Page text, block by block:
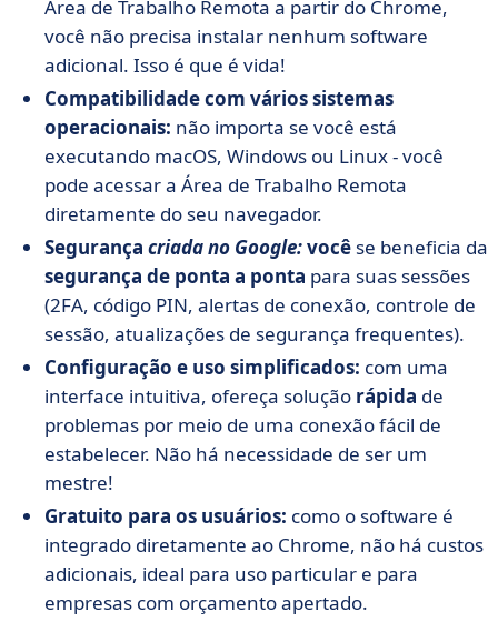
Área de Trabalho Remota a partir do Chrome,
você não precisa instalar nenhum software
adicional. Isso é que é vida!
Compatibilidade com vários sistemas
operacionais: não importa se você está
executando macOS, Windows ou Linux - você
pode acessar a Área de Trabalho Remota
diretamente do seu navegador.
Segurança criada no Google:você se beneficia da
segurança de ponta a ponta para suas sessões
(2FA, código PIN, alertas de conexão, controle de
sessão, atualizações de segurança frequentes).
Configuração e uso simplificados: com uma
interface intuitiva, ofereça solução rápida de
problemas por meio de uma conexão fácil de
estabelecer. Não há necessidade de ser um
mestre!
Gratuito para os usuários: como o software é
integrado diretamente ao Chrome, não há custos
adicionais, ideal para uso particular e para
empresas com orçamento apertado.